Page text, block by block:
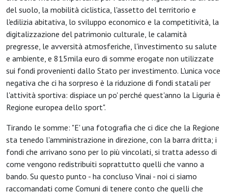
del suolo, la mobilità ciclistica, l'assetto del territorio e
l'edilizia abitativa, lo sviluppo economico e la competitività, la
digitalizzazione del patrimonio culturale, le calamità
pregresse, le avversità atmosferiche, l'investimento su salute
e ambiente, e 815mila euro di somme erogate non utilizzate
sui fondi provenienti dallo Stato per investimento. L'unica voce
negativa che ci ha sorpreso è la riduzione di fondi statali per
l'attività sportiva: dispiace un po' perché quest'anno la Liguria è
Regione europea dello sport".
Tirando le somme: "E' una fotografia che ci dice che la Regione
sta tenedo l'amministrazione in direzione, con la barra dritta; i
fondi che arrivano sono per lo più vincolati, si tratta adesso di
come vengono redistribuiti soprattutto quelli che vanno a
bando. Su questo punto - ha concluso Vinai - noi ci siamo
raccomandati come Comuni di tenere conto che quelli che